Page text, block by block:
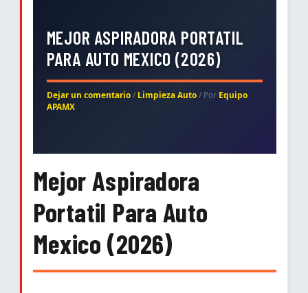
MEJOR ASPIRADORA PORTATIL
PARA AUTO MEXICO (2026)
Dejar un comentario / Limpieza Auto/ Por Equipo
APAMX
Mejor Aspiradora
Portatil Para Auto
Mexico (2026)